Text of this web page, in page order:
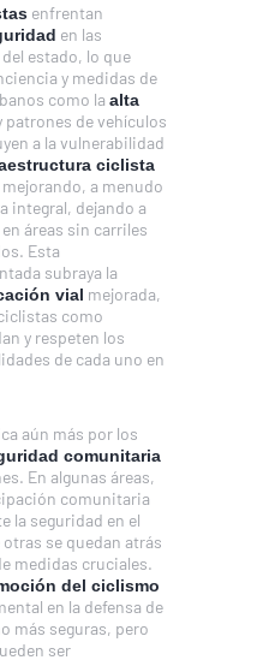
enfrentan
en las
estado, lo que
y medidas de
como la alta
patrones de vehículos
a la vulnerabilidad
ciclista
a menudo
integral, dejando a
áreas sin carriles
Esta
subraya la
vial mejorada,
como
y respeten los
de cada uno en
aún más por los
comunitaria
En algunas áreas,
comunitaria
la seguridad en el
se quedan atrás
medidas cruciales.
del ciclismo
en la defensa de
más seguras, pero
ser